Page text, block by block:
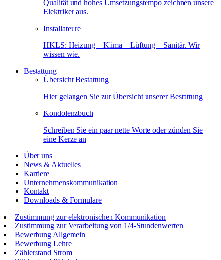
Qualität und hohes Umsetzungstempo zeichnen unsere
Elektriker aus.
Installateure
HKLS: Heizung – Klima – Lüftung – Sanitär. Wir
wissen wie.
Bestattung
Übersicht Bestattung
Hier gelangen Sie zur Übersicht unserer Bestattung
Kondolenzbuch
Schreiben Sie ein paar nette Worte oder zünden Sie
eine Kerze an
Über uns
News & Aktuelles
Karriere
Unternehmenskommunikation
Kontakt
Downloads & Formulare
Zustimmung zur elektronischen Kommunikation
Zustimmung zur Verarbeitung von 1/4-Stundenwerten
Bewerbung Allgemein
Bewerbung Lehre
Zählerstand Strom